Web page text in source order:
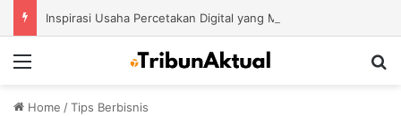
Home /Tips Berbisnis